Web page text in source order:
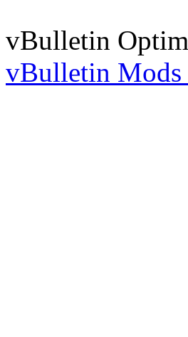
vBulletin
vBulletin Mods